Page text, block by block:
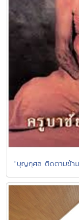
"บุญกุศล ติดตามข้า